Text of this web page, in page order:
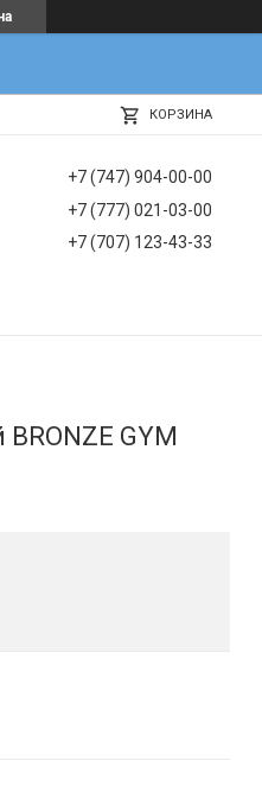
КОРЗИНА
+7 (747) 904-00-00
+7 (777) 021-03-00
+7 (707) 123-43-33
GYM